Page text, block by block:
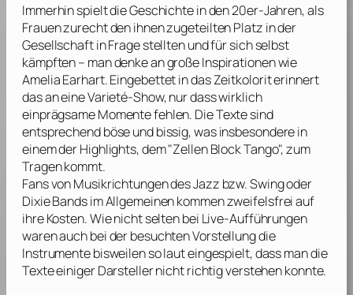
Immerhin spielt die Geschichte in den 20er-Jahren, als
Frauen zurecht den ihnen zugeteilten Platz in der
Gesellschaft in Frage stellten und für sich selbst
kämpften – man denke an große Inspirationen wie
Amelia Earhart. Eingebettet in das Zeitkolorit erinnert
das an eine Varieté-Show, nur dass wirklich
einprägsame Momente fehlen. Die Texte sind
entsprechend böse und bissig, was insbesondere in
einem der Highlights, dem "Zellen Block Tango", zum
Tragen kommt.
Fans von Musikrichtungen des Jazz bzw. Swing oder
Dixie Bands im Allgemeinen kommen zweifelsfrei auf
ihre Kosten. Wie nicht selten bei Live-Aufführungen
waren auch bei der besuchten Vorstellung die
Instrumente bisweilen so laut eingespielt, dass man die
Texte einiger Darsteller nicht richtig verstehen konnte.